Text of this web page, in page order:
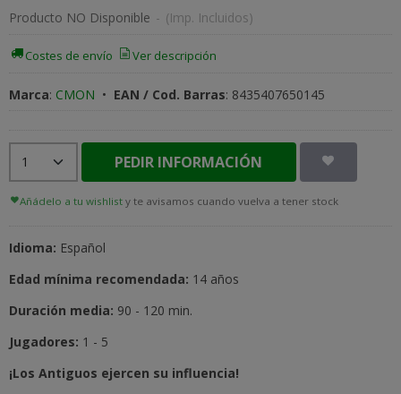
Producto NO Disponible - (Imp. Incluidos)
Costes de envío Ver descripción
Marca: CMON • EAN / Cod. Barras: 8435407650145
PEDIR INFORMACIÓN
Añádelo a tu wishlist y te avisamos cuando vuelva a tener stock
Idioma: Español
Edad mínima recomendada: 14 años
Duración media: 90 - 120 min.
Jugadores: 1 - 5
¡Los Antiguos ejercen su influencia!